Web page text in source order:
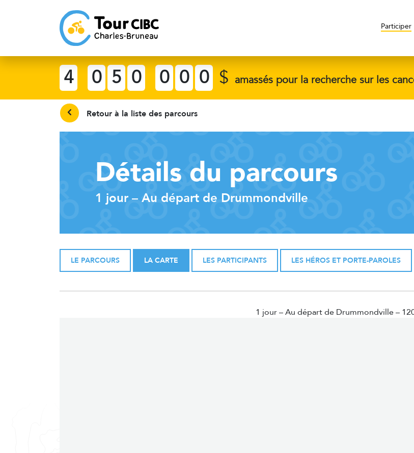
Participer
4 0 5 0 0 0 0 $ amassés pour la recherche sur les
Retour à la liste des parcours
Détails du parcours
1 jour – Au départ de Drummondville
LE PARCOURS LA CARTE LES PARTICIPANTS LES HÉROS ET PORTE-PAROLES
1 jour – Au départ de Drummondville –